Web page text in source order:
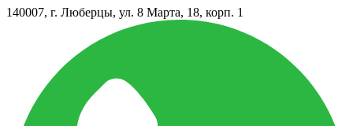
140007, г. Люберцы, ул. 8 Марта, 18, корп. 1